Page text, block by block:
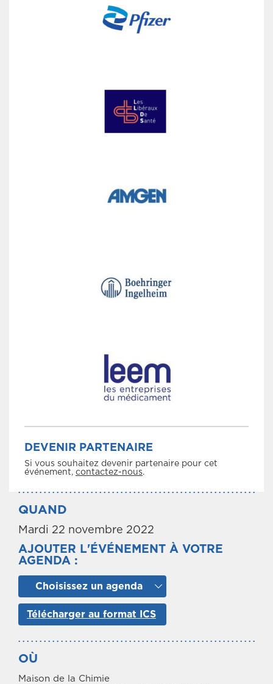
DEVENIR PARTENAIRE
Si vous souhaitez devenir partenaire pour cet
événement, contactez-nous.
QUAND
Mardi 22 novembre 2022
AJOUTER L'ÉVÉNEMENT À VOTRE
AGENDA :
Choisissez un agenda
Télécharger au format ICS
OÙ
Maison de la Chimie